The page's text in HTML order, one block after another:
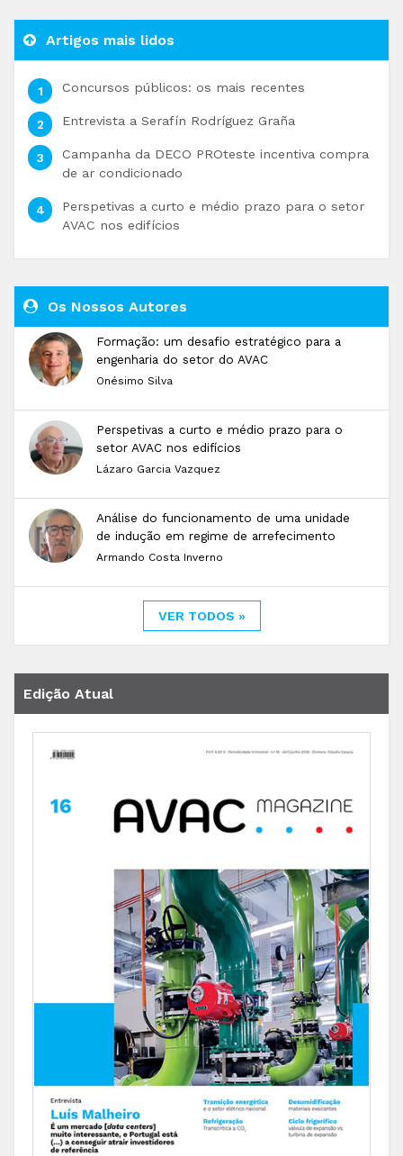
Artigos mais lidos
Concursos públicos: os mais recentes
Entrevista a Serafín Rodríguez Graña
Campanha da DECO PROteste incentiva compra
de ar condicionado
Perspetivas a curto e médio prazo para o setor
AVAC nos edifícios
Os Nossos Autores
Formação: um desafio estratégico para a
engenharia do setor do AVAC
Onésimo Silva
Perspetivas a curto e médio prazo para o
setor AVAC nos edifícios
Lázaro Garcia Vazquez
Análise do funcionamento de uma unidade
de indução em regime de arrefecimento
Armando Costa Inverno
VER TODOS »
Edição Atual